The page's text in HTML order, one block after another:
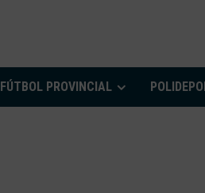
FÚTBOL PROVINCIAL